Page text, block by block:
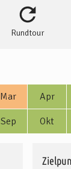
Rundtour
Mar Apr
Sep Okt